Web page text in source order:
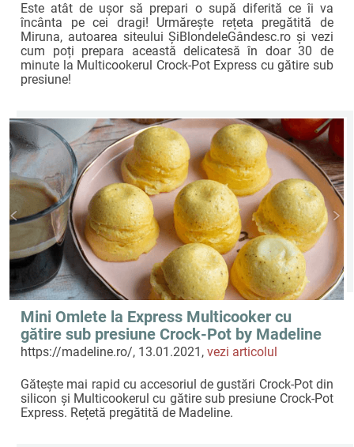
Este atât de ușor să prepari o supă diferită ce îi va
încânta pe cei dragi! Urmărește rețeta pregătită de
Miruna, autoarea siteului ȘiBlondeleGândesc.ro și vezi
cum poți prepara această delicatesă în doar 30 de
minute la Multicookerul Crock-Pot Express cu gătire sub
presiune!
Mini Omlete la Express Multicooker cu
gătire sub presiune Crock-Pot by Madeline
https://madeline.ro/, 13.01.2021,vezi articolul
Gătește mai rapid cu accesoriul de gustări Crock-Pot din
silicon și Multicookerul cu gătire sub presiune Crock-Pot
Express. Rețetă pregătită de Madeline.